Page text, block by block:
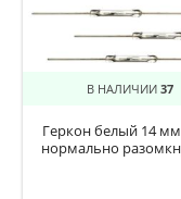
В НАЛИЧИИ 37
Геркон белый 14
нормально